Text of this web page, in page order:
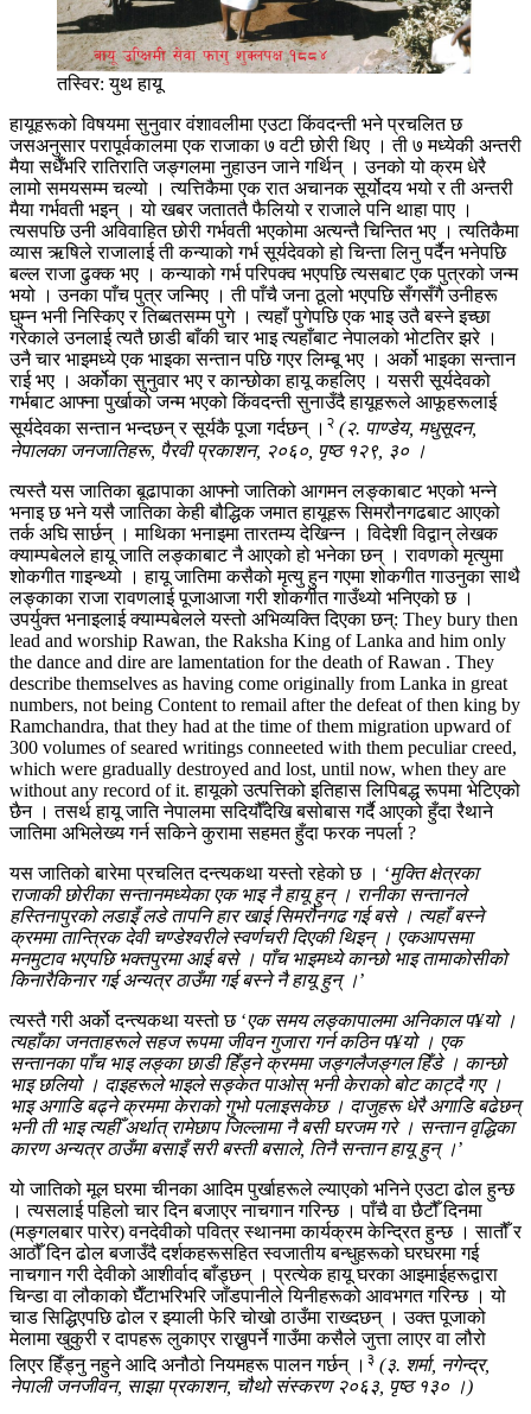
तस्विर: युथ हायू
हायूहरूको विषयमा सुनुवार वंशावलीमा एउटा किंवदन्ती भने प्रचलित छ
जसअनुसार परापूर्वकालमा एक राजाका ७ वटी छोरी थिए । ती ७ मध्येकी अन्तरी
मैया सधैँभरि रातिराति जङ्गलमा नुहाउन जाने गर्थिन् । उनको यो क्रम धेरै
लामो समयसम्म चल्यो । त्यत्तिकैमा एक रात अचानक सूर्योदय भयो र ती अन्तरी
मैया गर्भवती भइन् । यो खबर जताततै फैलियो र राजाले पनि थाहा पाए ।
त्यसपछि उनी अविवाहित छोरी गर्भवती भएकोमा अत्यन्तै चिन्तित भए । त्यतिकैमा
व्यास ऋषिले राजालाई ती कन्याको गर्भ सूर्यदेवको हो चिन्ता लिनु पर्दैन भनेपछि
बल्ल राजा ढुक्क भए । कन्याको गर्भ परिपक्व भएपछि त्यसबाट एक पुत्रको जन्म
भयो । उनका पाँच पुत्र जन्मिए । ती पाँचै जना ठूलो भएपछि सँगसँगै उनीहरू
घुम्न भनी निस्किए र तिब्बतसम्म पुगे । त्यहाँ पुगेपछि एक भाइ उतै बस्ने इच्छा
गरेकाले उनलाई त्यतै छाडी बाँकी चार भाइ त्यहाँबाट नेपालको भोटतिर झरे ।
उनै चार भाइमध्ये एक भाइका सन्तान पछि गएर लिम्बू भए । अर्को भाइका सन्तान
राई भए । अर्कोका सुनुवार भए र कान्छोका हायू कहलिए । यसरी सूर्यदेवको
गर्भबाट आफ्ना पुर्खाको जन्म भएको किंवदन्ती सुनाउँदै हायूहरूले आफूहरूलाई
सूर्यदेवका सन्तान भन्दछन् र सूर्यकै पूजा गर्दछन् । २ (२. पाण्डेय, मधुसूदन,
नेपालका जनजातिहरू, पैरवी प्रकाशन, २०६०, पृष्ठ १२९, ३० ।
त्यस्तै यस जातिका बूढापाका आफ्नो जातिको आगमन लङ्काबाट भएको भन्ने
भनाइ छ भने यसै जातिका केही बौद्धिक जमात हायूहरू सिमरौनगढबाट आएको
तर्क अघि सार्छन् । माथिका भनाइमा तारतम्य देखिन्न । विदेशी विद्वान् लेखक
क्याम्पबेलले हायू जाति लङ्काबाट नै आएको हो भनेका छन् । रावणको मृत्युमा
शोकगीत गाइन्थ्यो । हायू जातिमा कसैको मृत्यु हुन गएमा शोकगीत गाउनुका साथै
लङ्काका राजा रावणलाई पूजाआजा गरी शोकगीत गाउँथ्यो भनिएको छ ।
उपर्युक्त भनाइलाई क्याम्पबेलले यस्तो अभिव्यक्ति दिएका छन्: They bury then
lead and worship Rawan, the Raksha King of Lanka and him only
the dance and dire are lamentation for the death of Rawan . They
describe themselves as having come originally from Lanka in great
numbers, not being Content to remail after the defeat of then king by
Ramchandra, that they had at the time of them migration upward of
300 volumes of seared writings conneeted with them peculiar creed,
which were gradually destroyed and lost, until now, when they are
without any record of it. हायूको उत्पत्तिको इतिहास लिपिबद्ध रूपमा भेटिएको
छैन । तसर्थ हायू जाति नेपालमा सदियौँदेखि बसोबास गर्दै आएको हुँदा रैथाने
जातिमा अभिलेख्य गर्न सकिने कुरामा सहमत हुँदा फरक नपर्ला ?
यस जातिको बारेमा प्रचलित दन्त्यकथा यस्तो रहेको छ । ‘मुक्ति क्षेत्रका
राजाकी छोरीका सन्तानमध्येका एक भाइ नै हायू हुन् । रानीका सन्तानले
हस्तिनापुरको लडाइँ लडे तापनि हार खाई सिमरौनगढ गई बसे । त्यहाँ बस्ने
क्रममा तान्त्रिक देवी चण्डेश्वरीले स्वर्णचरी दिएकी थिइन् । एकआपसमा
मनमुटाव भएपछि भक्तपुरमा आई बसे । पाँच भाइमध्ये कान्छो भाइ तामाकोसीको
किनारैकिनार गई अन्यत्र ठाउँमा गई बस्ने नै हायू हुन् ।’
त्यस्तै गरी अर्को दन्त्यकथा यस्तो छ ‘एक समय लङ्कापालमा अनिकाल प¥यो ।
त्यहाँका जनताहरूले सहज रूपमा जीवन गुजारा गर्न कठिन प¥यो । एक
सन्तानका पाँच भाइ लङ्का छाडी हिँड्ने क्रममा जङ्गलैजङ्गल हिँडे । कान्छो
भाइ छलियो । दाइहरूले भाइले सङ्केत पाओस् भनी केराको बोट काट्दै गए ।
भाइ अगाडि बढ्ने क्रममा केराको गुभो पलाइसकेछ । दाजुहरू धेरै अगाडि बढेछन्
भनी ती भाइ त्यहीँ अर्थात् रामेछाप जिल्लामा नै बसी घरजम गरे । सन्तान वृद्धिका
कारण अन्यत्र ठाउँमा बसाइँ सरी बस्ती बसाले, तिनै सन्तान हायू हुन् ।’
यो जातिको मूल घरमा चीनका आदिम पुर्खाहरूले ल्याएको भनिने एउटा ढोल हुन्छ
। त्यसलाई पहिलो चार दिन बजाएर नाचगान गरिन्छ । पाँचै वा छैटौँ दिनमा
(मङ्गलबार पारेर) वनदेवीको पवित्र स्थानमा कार्यक्रम केन्द्रित हुन्छ । सातौँ र
आठौँ दिन ढोल बजाउँदै दर्शकहरूसहित स्वजातीय बन्धुहरूको घरघरमा गई
नाचगान गरी देवीको आशीर्वाद बाँड्छन् । प्रत्येक हायू घरका आइमाईहरूद्वारा
चिन्डा वा लौकाको घैँटाभरिभरि जाँडपानीले यिनीहरूको आवभगत गरिन्छ । यो
चाड सिद्धिएपछि ढोल र झ्याली फेरि चोखो ठाउँमा राख्दछन् । उक्त पूजाको
मेलामा खुकुरी र दापहरू लुकाएर राख्नुपर्ने गाउँमा कसैले जुत्ता लाएर वा लौरो
लिएर हिँड्नु नहुने आदि अनौठो नियमहरू पालन गर्छन् । ३ (३. शर्मा, नगेन्द्र,
नेपाली जनजीवन, साझा प्रकाशन, चौथो संस्करण २०६३, पृष्ठ १३० ।)